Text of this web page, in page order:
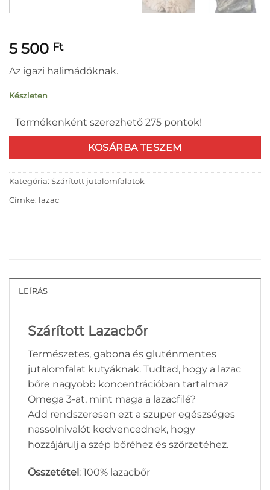
5 500 Ft
Az igazi halimádóknak.
Készleten
Termékenként szerezhető 275 pontok!
KOSÁRBA TESZEM
Kategória: Szárított jutalomfalatok
Címke: lazac
LEÍRÁS
Szárított Lazacbőr
Természetes, gabona és gluténmentes
jutalomfalat kutyáknak. Tudtad, hogy a lazac
bőre nagyobb koncentrációban tartalmaz
Omega 3-at, mint maga a lazacfilé?
Add rendszeresen ezt a szuper egészséges
nassolnivalót kedvencednek, hogy
hozzájárulj a szép bőréhez és szőrzetéhez.
Összetétel: 100% lazacbőr